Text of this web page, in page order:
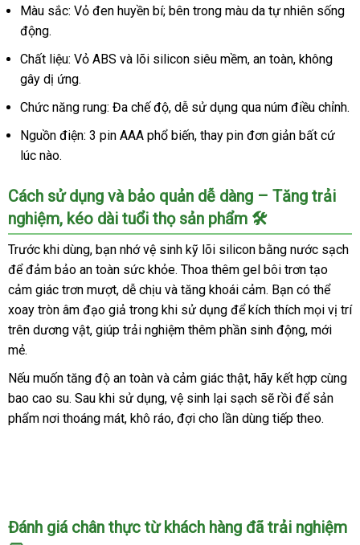
Màu sắc: Vỏ đen huyền bí; bên trong màu da tự nhiên sống
động.
Chất liệu: Vỏ ABS và lõi silicon siêu mềm, an toàn, không
gây dị ứng.
Chức năng rung: Đa chế độ, dễ sử dụng qua núm điều chỉnh.
Nguồn điện: 3 pin AAA phổ biến, thay pin đơn giản bất cứ
lúc nào.
Cách sử dụng và bảo quản dễ dàng – Tăng trải
nghiệm, kéo dài tuổi thọ sản phẩm 🛠️
Trước khi dùng, bạn nhớ vệ sinh kỹ lõi silicon bằng nước sạch
để đảm bảo an toàn sức khỏe. Thoa thêm gel bôi trơn tạo
cảm giác trơn mượt, dễ chịu và tăng khoái cảm. Bạn có thể
xoay tròn âm đạo giả trong khi sử dụng để kích thích mọi vị trí
trên dương vật, giúp trải nghiệm thêm phần sinh động, mới
mẻ.
Nếu muốn tăng độ an toàn và cảm giác thật, hãy kết hợp cùng
bao cao su. Sau khi sử dụng, vệ sinh lại sạch sẽ rồi để sản
phẩm nơi thoáng mát, khô ráo, đợi cho lần dùng tiếp theo.
Đánh giá chân thực từ khách hàng đã trải nghiệm